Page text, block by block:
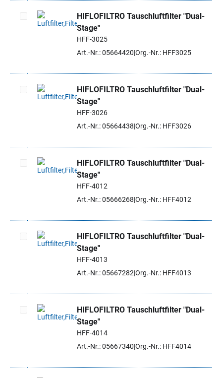
Artikel auswählen
HIFLOFILTRO Tauschluftfilter "Dual-
Stage"
HFF-3025
Art.-Nr.: 05664420 Org.-Nr.: HFF3025
Artikel auswählen
HIFLOFILTRO Tauschluftfilter "Dual-
Stage"
HFF-3026
Art.-Nr.: 05664438 Org.-Nr.: HFF3026
Artikel auswählen
HIFLOFILTRO Tauschluftfilter "Dual-
Stage"
HFF-4012
Art.-Nr.: 05666268 Org.-Nr.: HFF4012
Artikel auswählen
HIFLOFILTRO Tauschluftfilter "Dual-
Stage"
HFF-4013
Art.-Nr.: 05667282 Org.-Nr.: HFF4013
Artikel auswählen
HIFLOFILTRO Tauschluftfilter "Dual-
Stage"
HFF-4014
Art.-Nr.: 05667340 Org.-Nr.: HFF4014